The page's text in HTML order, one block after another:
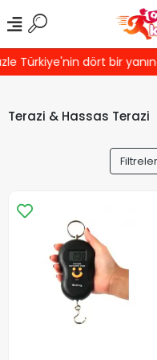
dört bir yanına
Terazi & Hassas Terazi